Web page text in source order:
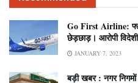
Go First Airline:
छेड़छाड़। आरोपी
JANUARY 7, 2023
बड़ी खबर : नगर निगमों